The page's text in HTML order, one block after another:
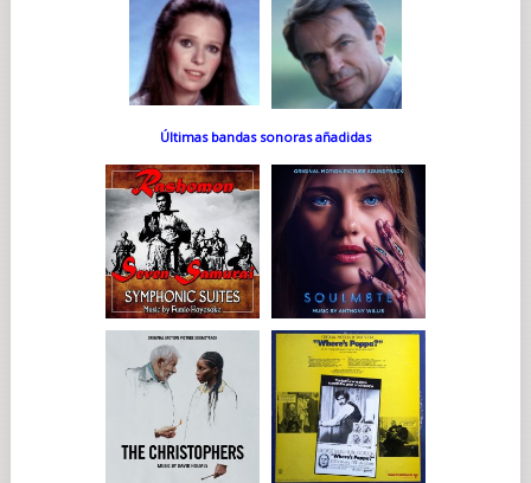
Últimas bandas sonoras añadidas